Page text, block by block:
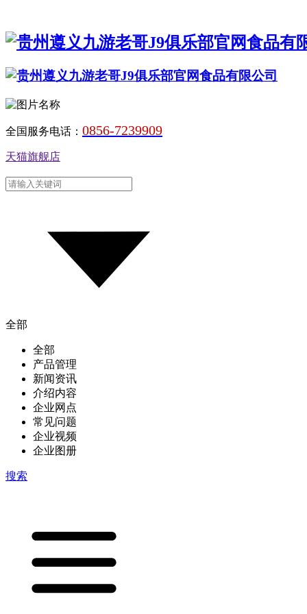
全国服务电话： 0856-7239909
天猫旗舰店
全部
全部
产品管理
新闻资讯
介绍内容
企业网点
常见问题
企业视频
企业图册
搜索